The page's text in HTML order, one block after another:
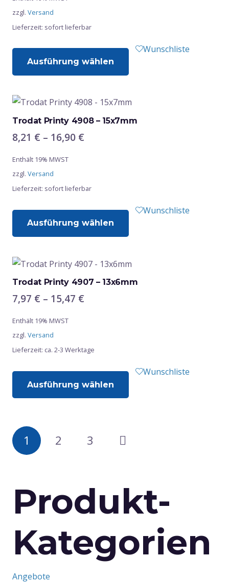
Produktseite
zzgl. Versand
Lieferzeit: sofort lieferbar
Ausführung wählen
Dieses
auf.
Produktseite
Wunschliste
Trodat Printy 4908 – 15x7mm
8,21 € – 16,90 €
Enthält 19% MWST
zzgl. Versand
Lieferzeit: sofort lieferbar
Ausführung wählen
Dieses
auf.
Produktseite
Wunschliste
Trodat Printy 4907 – 13x6mm
7,97 € – 15,47 €
Enthält 19% MWST
zzgl. Versand
Lieferzeit: ca. 2-3 Werktage
Ausführung wählen
Dieses
auf
der
Produktseite
gewählt
werden
Wunschliste
der
Beiträge
1 2 3
Produkt-
Kategorien
Angebote